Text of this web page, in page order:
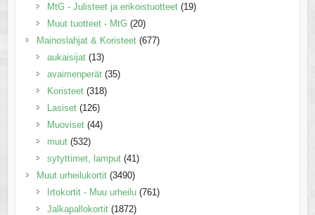
MtG - Julisteet ja erikoistuotteet (19)
Muut tuotteet - MtG (20)
Mainoslahjat & Koristeet (677)
aukaisijat (13)
avaimenperät (35)
Koristeet (318)
Lasiset (126)
Muoviset (44)
muut (532)
sytyttimet, lamput (41)
Muut urheilukortit (3490)
Irtokortit - Muu urheilu (761)
Jalkapallokortit (1872)